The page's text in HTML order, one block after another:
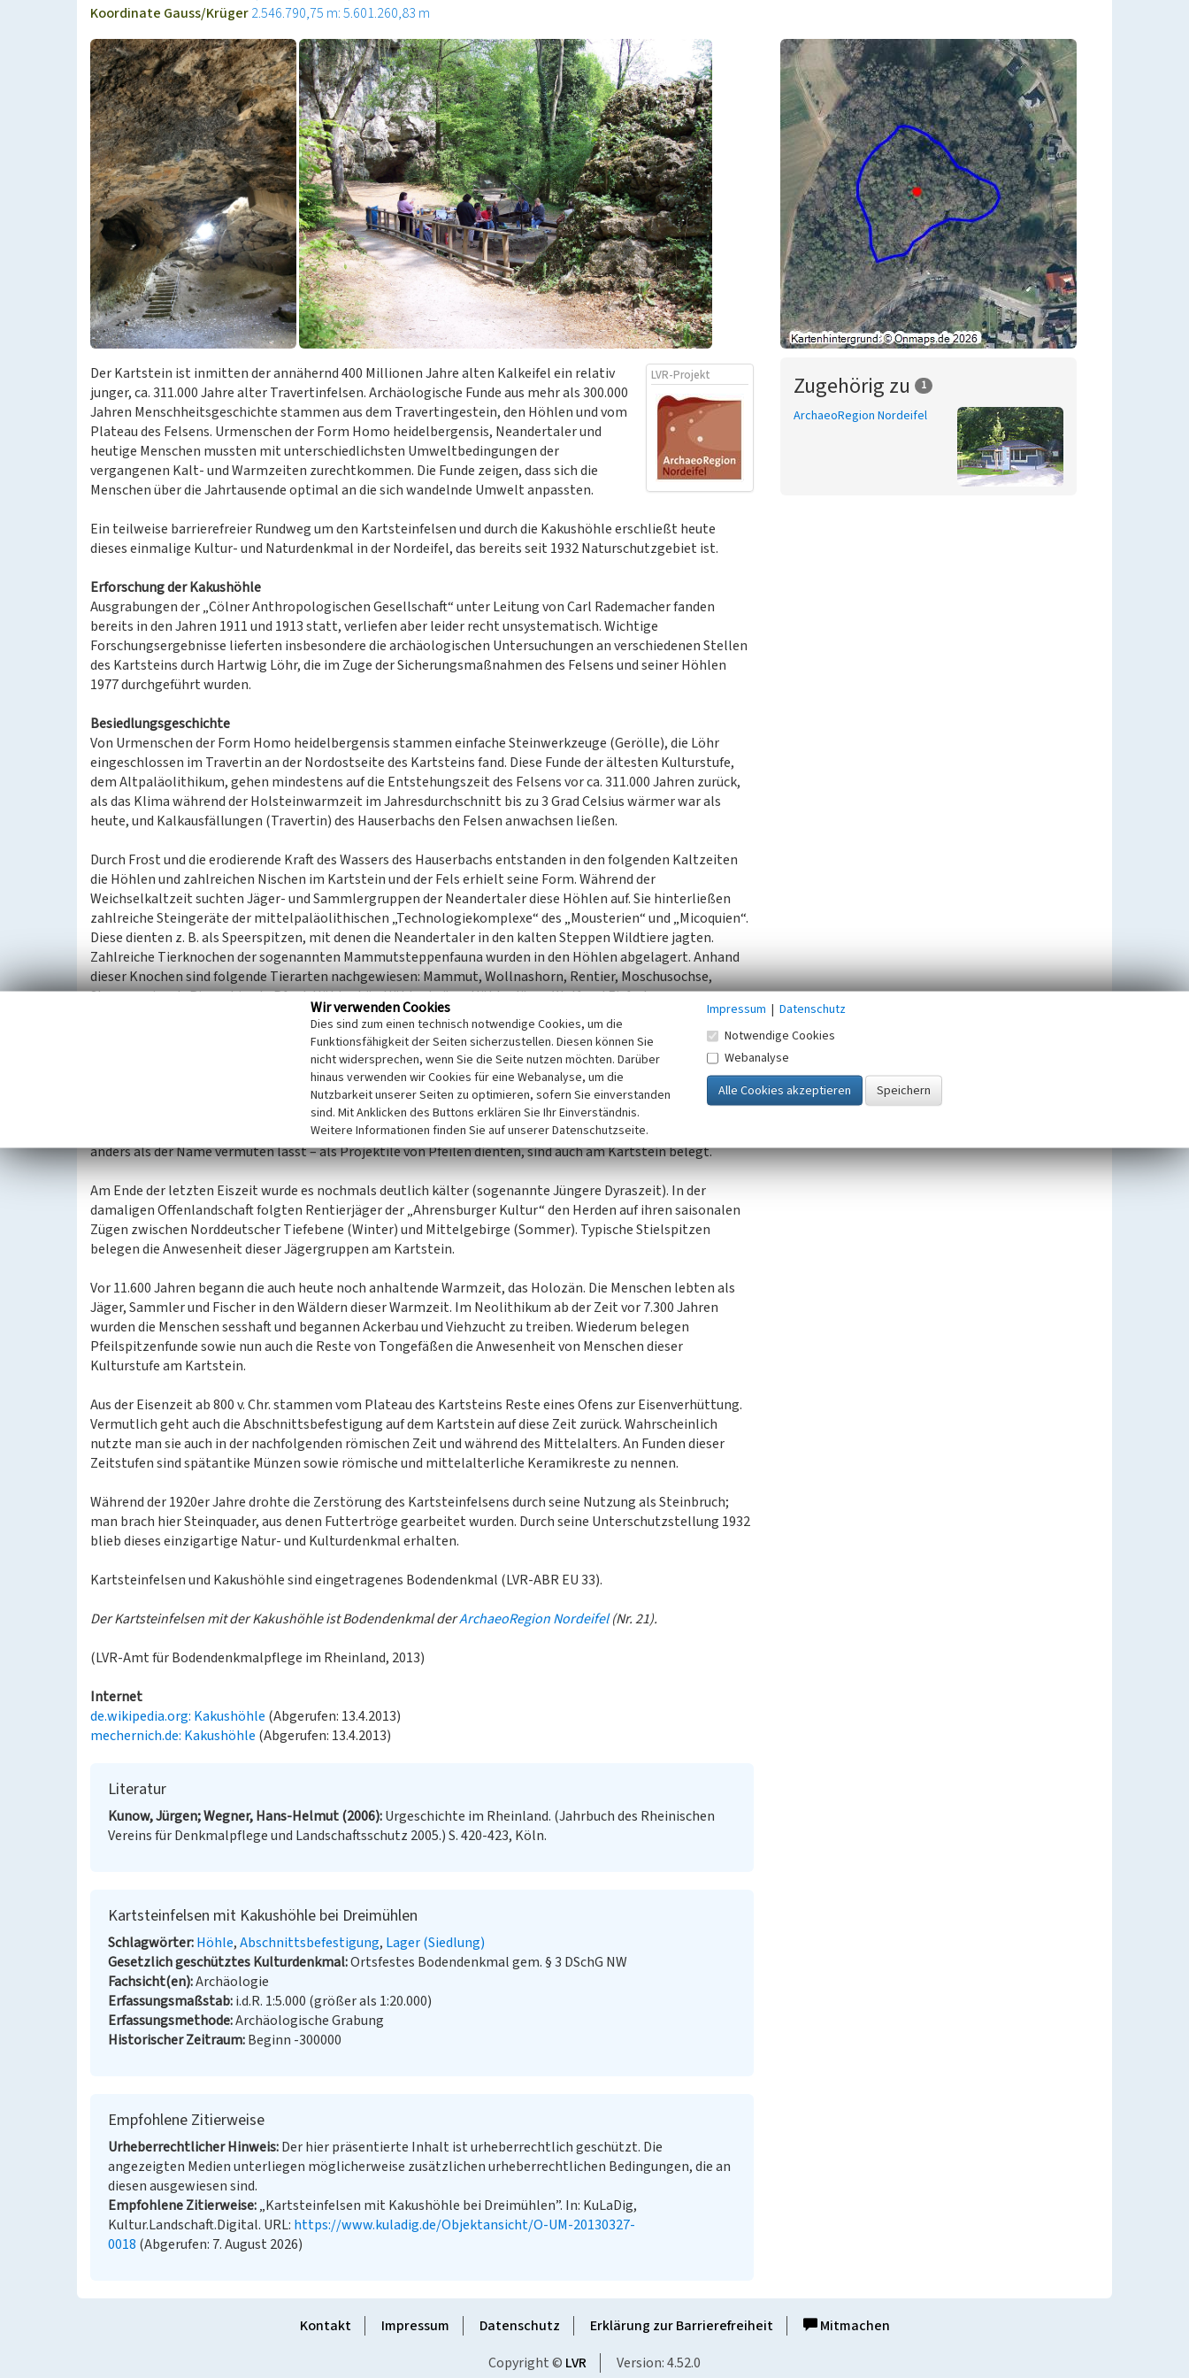
Koordinate Gauss/Krüger2.546.790,75 m: 5.601.260,83 m
LVR-Projekt
Der Kartstein ist inmitten der annähernd 400 Millionen Jahre alten Kalkeifel ein relativ
junger, ca. 311.000 Jahre alter Travertinfelsen. Archäologische Funde aus mehr als 300.000
Jahren Menschheitsgeschichte stammen aus dem Travertingestein, den Höhlen und vom
Plateau des Felsens. Urmenschen der Form Homo heidelbergensis, Neandertaler und
heutige Menschen mussten mit unterschiedlichsten Umweltbedingungen der
vergangenen Kalt- und Warmzeiten zurechtkommen. Die Funde zeigen, dass sich die
Menschen über die Jahrtausende optimal an die sich wandelnde Umwelt anpassten.
Ein teilweise barrierefreier Rundweg um den Kartsteinfelsen und durch die Kakushöhle erschließt heute
dieses einmalige Kultur- und Naturdenkmal in der Nordeifel, das bereits seit 1932 Naturschutzgebiet ist.
Erforschung der Kakushöhle
Ausgrabungen der „Cölner Anthropologischen Gesellschaft“ unter Leitung von Carl Rademacher fanden
bereits in den Jahren 1911 und 1913 statt, verliefen aber leider recht unsystematisch. Wichtige
Forschungsergebnisse lieferten insbesondere die archäologischen Untersuchungen an verschiedenen Stellen
des Kartsteins durch Hartwig Löhr, die im Zuge der Sicherungsmaßnahmen des Felsens und seiner Höhlen
1977 durchgeführt wurden.
Besiedlungsgeschichte
Von Urmenschen der Form Homo heidelbergensis stammen einfache Steinwerkzeuge (Gerölle), die Löhr
eingeschlossen im Travertin an der Nordostseite des Kartsteins fand. Diese Funde der ältesten Kulturstufe,
dem Altpaläolithikum, gehen mindestens auf die Entstehungszeit des Felsens vor ca. 311.000 Jahren zurück,
als das Klima während der Holsteinwarmzeit im Jahresdurchschnitt bis zu 3 Grad Celsius wärmer war als
heute, und Kalkausfällungen (Travertin) des Hauserbachs den Felsen anwachsen ließen.
Durch Frost und die erodierende Kraft des Wassers des Hauserbachs entstanden in den folgenden Kaltzeiten
die Höhlen und zahlreichen Nischen im Kartstein und der Fels erhielt seine Form. Während der
Weichselkaltzeit suchten Jäger- und Sammlergruppen der Neandertaler diese Höhlen auf. Sie hinterließen
zahlreiche Steingeräte der mittelpaläolithischen „Technologiekomplexe“ des „Mousterien“ und „Micoquien“.
Diese dienten z. B. als Speerspitzen, mit denen die Neandertaler in den kalten Steppen Wildtiere jagten.
Zahlreiche Tierknochen der sogenannten Mammutsteppenfauna wurden in den Höhlen abgelagert. Anhand
dieser Knochen sind folgende Tierarten nachgewiesen: Mammut, Wollnashorn, Rentier, Moschusochse,
Steppenwisent, Riesenhirsch, Pferd, Höhlenbär, Höhlenhyäne, Höhlenlöwe, Wolf und Eisfuchs.
Vor etwa 40.000 Jahren trat in Mitteleuropa erstmals der moderne, heutige Mensch Homo sapiens sapiens auf
(Beginn des Jungpaläolithikums). Vor ca. 16.000 Jahren jagten eiszeitliche Steppenjäger dieser modernen
Menschenform auch am Kartstein; dafür sprechen typische Feuersteinklingen dieser Zeit. Im
Spätpaläolithikum wurde das Klima vor ca. 13.000 Jahren deutlich wärmer. In den Birken-Kiefern-Wäldern der
Klimastufe des sogenannten Allerød jagten Waldjäger der Federmesser-Gruppe mit Pfeil und Bogen
Rothirsch, Bieber, Auerochse und Elch. Typische Steingeräte dieser Zeit, die sogenannten Federmesser, die –
anders als der Name vermuten lässt – als Projektile von Pfeilen dienten, sind auch am Kartstein belegt.
Am Ende der letzten Eiszeit wurde es nochmals deutlich kälter (sogenannte Jüngere Dyraszeit). In der
damaligen Offenlandschaft folgten Rentierjäger der „Ahrensburger Kultur“ den Herden auf ihren saisonalen
Zügen zwischen Norddeutscher Tiefebene (Winter) und Mittelgebirge (Sommer). Typische Stielspitzen
belegen die Anwesenheit dieser Jägergruppen am Kartstein.
Vor 11.600 Jahren begann die auch heute noch anhaltende Warmzeit, das Holozän. Die Menschen lebten als
Jäger, Sammler und Fischer in den Wäldern dieser Warmzeit. Im Neolithikum ab der Zeit vor 7.300 Jahren
wurden die Menschen sesshaft und begannen Ackerbau und Viehzucht zu treiben. Wiederum belegen
Pfeilspitzenfunde sowie nun auch die Reste von Tongefäßen die Anwesenheit von Menschen dieser
Kulturstufe am Kartstein.
Aus der Eisenzeit ab 800 v. Chr. stammen vom Plateau des Kartsteins Reste eines Ofens zur Eisenverhüttung.
Vermutlich geht auch die Abschnittsbefestigung auf dem Kartstein auf diese Zeit zurück. Wahrscheinlich
nutzte man sie auch in der nachfolgenden römischen Zeit und während des Mittelalters. An Funden dieser
Zeitstufen sind spätantike Münzen sowie römische und mittelalterliche Keramikreste zu nennen.
Während der 1920er Jahre drohte die Zerstörung des Kartsteinfelsens durch seine Nutzung als Steinbruch;
man brach hier Steinquader, aus denen Futtertröge gearbeitet wurden. Durch seine Unterschutzstellung 1932
blieb dieses einzigartige Natur- und Kulturdenkmal erhalten.
Kartsteinfelsen und Kakushöhle sind eingetragenes Bodendenkmal (LVR-ABR EU 33).
Der Kartsteinfelsen mit der Kakushöhle ist Bodendenkmal derArchaeoRegion Nordeifel(Nr. 21).
(LVR-Amt für Bodendenkmalpflege im Rheinland, 2013)
Internet
de.wikipedia.org: Kakushöhle (Abgerufen: 13.4.2013)
mechernich.de: Kakushöhle (Abgerufen: 13.4.2013)
Literatur
Kunow, Jürgen; Wegner, Hans-Helmut (2006) Urgeschichte im Rheinland. (Jahrbuch des Rheinischen
Vereins für Denkmalpflege und Landschaftsschutz 2005.) S. 420-423, Köln.
Kartsteinfelsen mit Kakushöhle bei Dreimühlen
Schlagwörter Höhle Abschnittsbefestigung Lager (Siedlung)
Gesetzlich geschütztes Kulturdenkmal Ortsfestes Bodendenkmal gem. § 3 DSchG NW
Fachsicht(en) Archäologie
Erfassungsmaßstab i.d.R. 1:5.000 (größer als 1:20.000)
Erfassungsmethode Archäologische Grabung
Historischer Zeitraum Beginn -300000
Empfohlene Zitierweise
Urheberrechtlicher Hinweis Der hier präsentierte Inhalt ist urheberrechtlich geschützt. Die
angezeigten Medien unterliegen möglicherweise zusätzlichen urheberrechtlichen Bedingungen, die an
diesen ausgewiesen sind.
Empfohlene Zitierweise „Kartsteinfelsen mit Kakushöhle bei Dreimühlen”. In: KuLaDig,
Kultur.Landschaft.Digital. URL: https://www.kuladig.de/Objektansicht/O-UM-20130327-
0018 (Abgerufen: 7. August 2026)
Zugehörig zu 1
ArchaeoRegion Nordeifel
Kontakt Impressum Datenschutz Erklärung zur Barrierefreiheit
Mitmachen
Copyright © LVR Version: 4.52.0
Wir verwenden Cookies
Dies sind zum einen technisch notwendige Cookies, um die
Funktionsfähigkeit der Seiten sicherzustellen. Diesen können Sie
nicht widersprechen, wenn Sie die Seite nutzen möchten. Darüber
hinaus verwenden wir Cookies für eine Webanalyse, um die
Nutzbarkeit unserer Seiten zu optimieren, sofern Sie einverstanden
sind. Mit Anklicken des Buttons erklären Sie Ihr Einverständnis.
Weitere Informationen finden Sie auf unserer Datenschutzseite.
Impressum | Datenschutz
Notwendige Cookies
Webanalyse